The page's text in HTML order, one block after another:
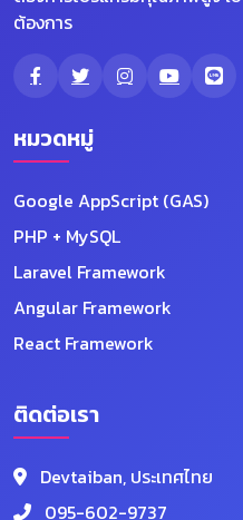
ต้องการ
หมวดหมู่
Google AppScript (GAS)
PHP + MySQL
Laravel Framework
Angular Framework
React Framework
ติดต่อเรา
Devtaiban, ประเทศไทย
095-602-9737